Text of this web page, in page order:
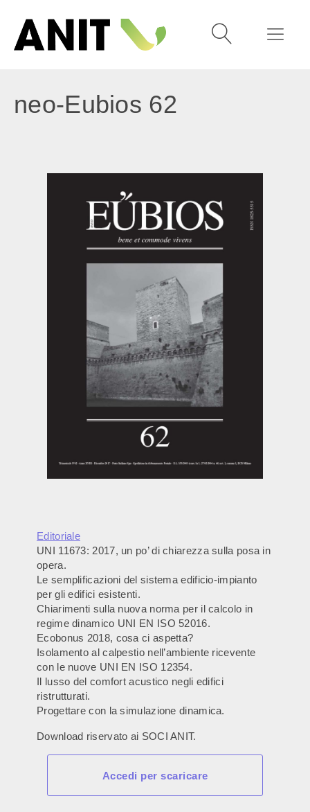
neo-Eubios 62
Editoriale
UNI 11673: 2017, un po’ di chiarezza sulla posa in
opera.
Le semplificazioni del sistema edificio-impianto
per gli edifici esistenti.
Chiarimenti sulla nuova norma per il calcolo in
regime dinamico UNI EN ISO 52016.
Ecobonus 2018, cosa ci aspetta?
Isolamento al calpestio nell’ambiente ricevente
con le nuove UNI EN ISO 12354.
Il lusso del comfort acustico negli edifici
ristrutturati.
Progettare con la simulazione dinamica.
Download riservato ai SOCI ANIT.
Accedi per scaricare